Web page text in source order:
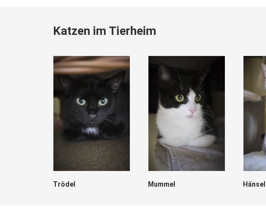
Katzen im Tierheim
Trödel Mummel Hänsel